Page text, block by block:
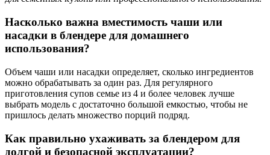
Насколько важна вместимость чаши или
насадки в блендере для домашнего
использования?
Объем чаши или насадки определяет, сколько ингредиентов
можно обрабатывать за один раз. Для регулярного
приготовления супов семье из 4 и более человек лучше
выбрать модель с достаточно большой емкостью, чтобы не
пришлось делать множество порций подряд.
Как правильно ухаживать за блендером для
долгой и безопасной эксплуатации?